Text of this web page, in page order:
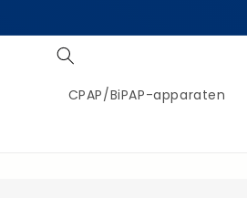
inhoud
CPAP/BiPAP-apparaten